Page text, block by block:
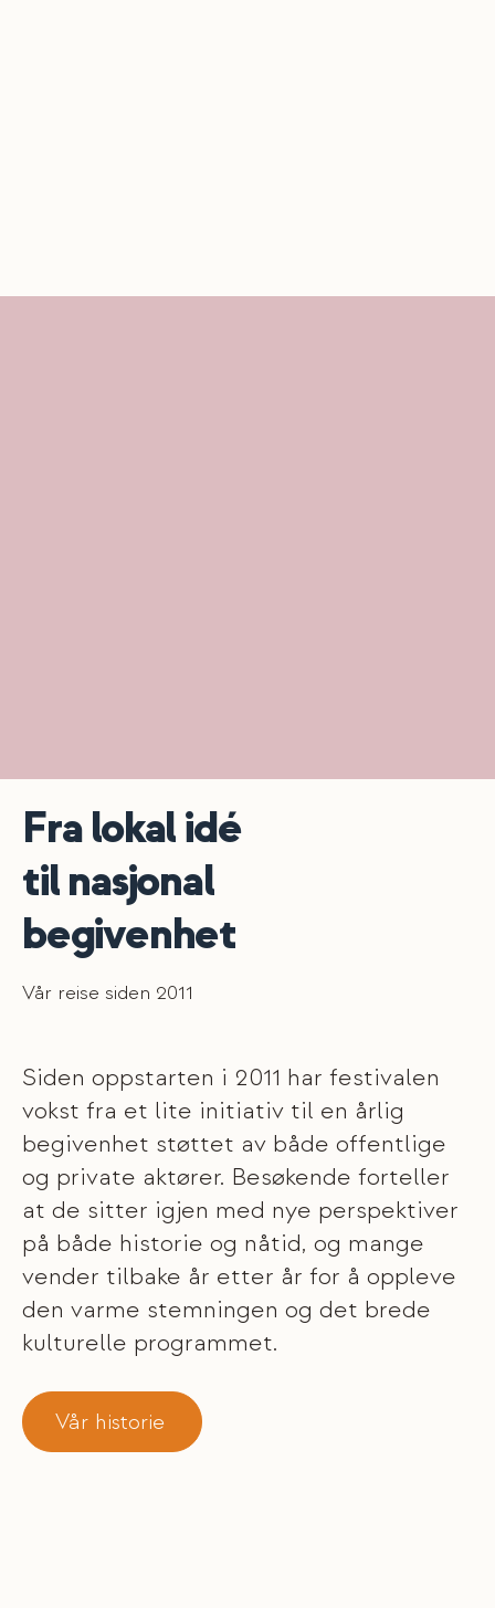
Fra lokal idé
til nasjonal
begivenhet
Vår reise siden 2011
Siden oppstarten i 2011 har festivalen
vokst fra et lite initiativ til en årlig
begivenhet støttet av både offentlige
og private aktører. Besøkende forteller
at de sitter igjen med nye perspektiver
på både historie og nåtid, og mange
vender tilbake år etter år for å oppleve
den varme stemningen og det brede
kulturelle programmet.
Vår historie